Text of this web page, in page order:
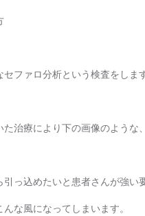
ファロ分析という検査をしま
た治療により下の画像のような
引っ込めたいと患者さんが強い
な風になってしまいます。